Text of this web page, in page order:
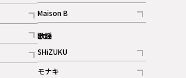
記事
ギャラリー
Maison B
記事
歌謡
SHiZUKU
記事
モナキ